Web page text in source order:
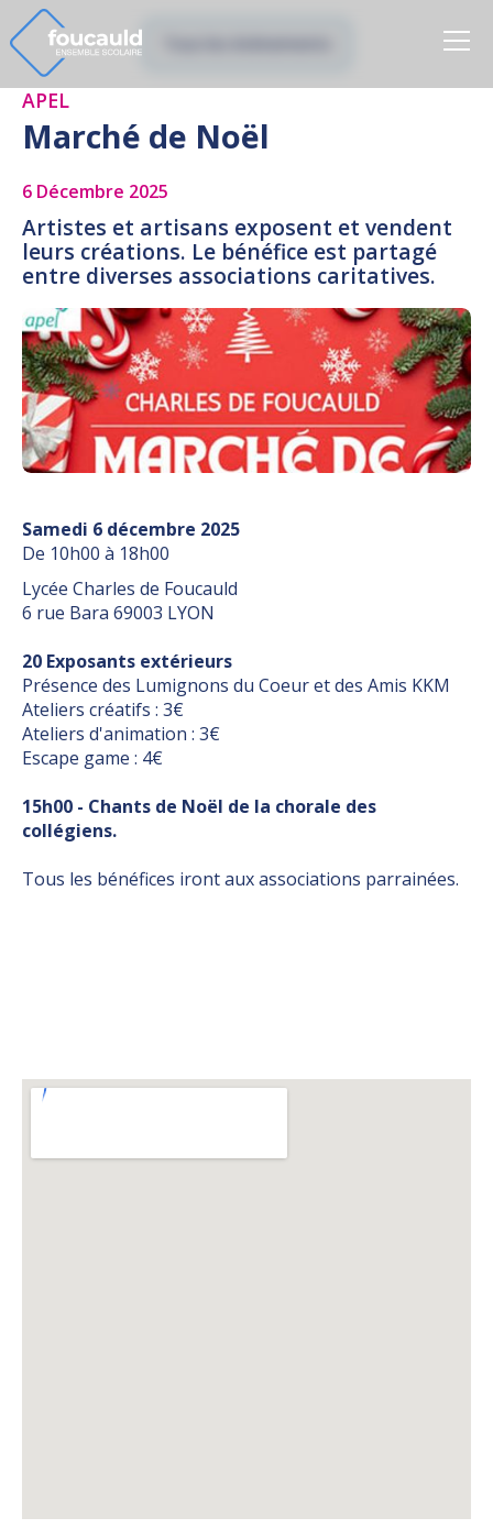
APEL
Marché de Noël
6 Décembre 2025
Artistes et artisans exposent et vendent
leurs créations. Le bénéfice est partagé
entre diverses associations caritatives.
Samedi 6 décembre 2025
De 10h00 à 18h00
Lycée Charles de Foucauld
6 rue Bara 69003 LYON
20 Exposants extérieurs
Présence des Lumignons du Coeur et des Amis KKM
Ateliers créatifs : 3€
Ateliers d'animation : 3€
Escape game : 4€
15h00 - Chants de Noël de la chorale des
collégiens.
Tous les bénéfices iront aux associations parrainées.